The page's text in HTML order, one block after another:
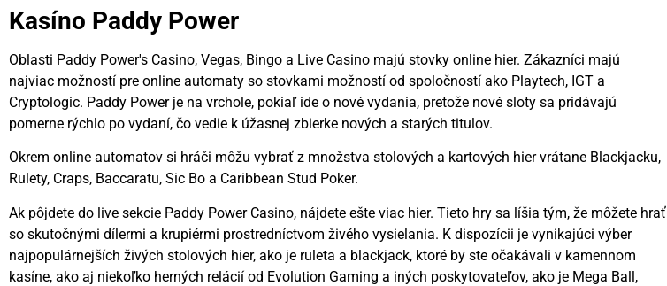
Kasíno Paddy Power
Oblasti Paddy Power's Casino, Vegas, Bingo a Live Casino majú stovky online hier. Zákazníci majú
najviac možností pre online automaty so stovkami možností od spoločností ako Playtech, IGT a
Cryptologic. Paddy Power je na vrchole, pokiaľ ide o nové vydania, pretože nové sloty sa pridávajú
pomerne rýchlo po vydaní, čo vedie k úžasnej zbierke nových a starých titulov.
Okrem online automatov si hráči môžu vybrať z množstva stolových a kartových hier vrátane Blackjacku,
Rulety, Craps, Baccaratu, Sic Bo a Caribbean Stud Poker.
Ak pôjdete do live sekcie Paddy Power Casino, nájdete ešte viac hier. Tieto hry sa líšia tým, že môžete hrať
so skutočnými dílermi a krupiérmi prostredníctvom živého vysielania. K dispozícii je vynikajúci výber
najpopulárnejších živých stolových hier, ako je ruleta a blackjack, ktoré by ste očakávali v kamennom
kasíne, ako aj niekoľko herných relácií od Evolution Gaming a iných poskytovateľov, ako je Mega Ball,